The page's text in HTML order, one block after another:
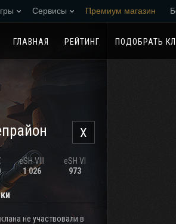
Сервисы Премиум магазин
ГЛАВНАЯ
РЕЙТИНГ ПОДОБРАТЬ
X
eSH VIII
1 026
eSH VI
973
не участвовали в